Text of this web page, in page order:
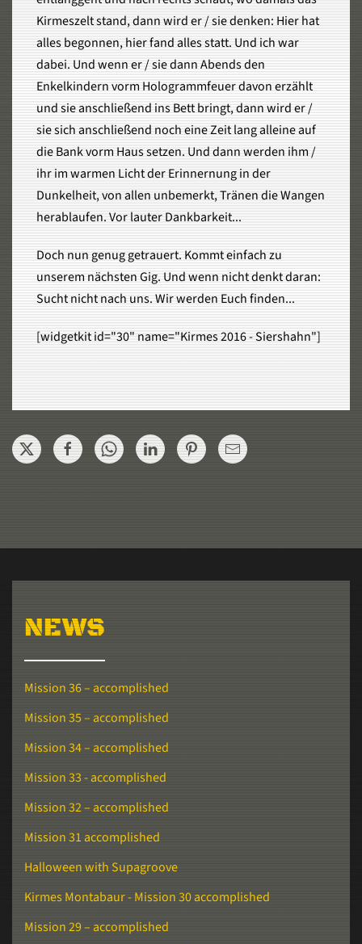
Kirmeszelt stand, dann wird er / sie denken: Hier hat
alles begonnen, hier fand alles statt. Und ich war
dabei. Und wenn er / sie dann Abends den
Enkelkindern vorm Hologrammfeuer davon erzählt
und sie anschließend ins Bett bringt, dann wird er /
sie sich anschließend noch eine Zeit lang alleine auf
die Bank vorm Haus setzen. Und dann werden ihm /
ihr im warmen Licht der Erinnernung in der
Dunkelheit, von allen unbemerkt, Tränen die Wangen
herablaufen. Vor lauter Dankbarkeit...
Doch nun genug getrauert. Kommt einfach zu
unserem nächsten Gig. Und wenn nicht denkt daran:
Sucht nicht nach uns. Wir werden Euch finden...
[widgetkit id="30" name="Kirmes 2016 - Siershahn"]
NEWS
Mission 36 – accomplished
Mission 35 – accomplished
Mission 34 – accomplished
Mission 33 - accomplished
Mission 32 – accomplished
Mission 31 accomplished
Halloween with Supagroove
Kirmes Montabaur - Mission 30 accomplished
Mission 29 – accomplished